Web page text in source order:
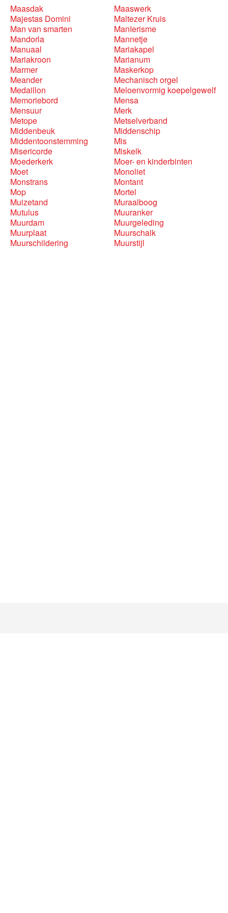
Maasdak
Maaswerk
Majestas Domini
Maltezer Kruis
Man van smarten
Manïerisme
Mandorla
Mannetje
Manuaal
Mariakapel
Mariakroon
Marianum
Marmer
Maskerkop
Meander
Mechanisch orgel
Medaillon
Meloenvormig koepelgewelf
Memoriebord
Mensa
Mensuur
Merk
Metope
Metselverband
Middenbeuk
Middenschip
Middentoonstemming
Mis
Misericorde
Miskelk
Moederkerk
Moer- en kinderbinten
Moet
Monoliet
Monstrans
Montant
Mop
Mortel
Muizetand
Muraalboog
Mutulus
Muuranker
Muurdam
Muurgeleding
Muurplaat
Muurschalk
Muurschildering
Muurstijl